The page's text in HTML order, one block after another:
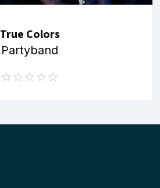
True Colors
Partyband